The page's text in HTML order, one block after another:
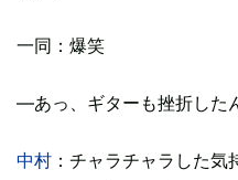
一同 ：爆笑
―あっ、ギターも挫折した
中村 ：チャラチャラした